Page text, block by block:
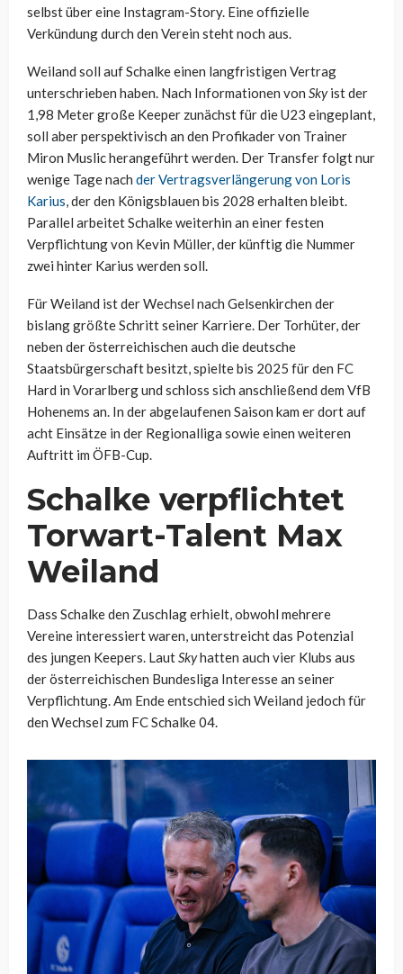
selbst über eine Instagram-Story. Eine offizielle
Verkündung durch den Verein steht noch aus.
Weiland soll auf Schalke einen langfristigen Vertrag
unterschrieben haben. Nach Informationen von Skyist der
1,98 Meter große Keeper zunächst für die U23 eingeplant,
soll aber perspektivisch an den Profikader von Trainer
Miron Muslic herangeführt werden. Der Transfer folgt nur
wenige Tage nach der Vertragsverlängerung von Loris
Karius, der den Königsblauen bis 2028 erhalten bleibt.
Parallel arbeitet Schalke weiterhin an einer festen
Verpflichtung von Kevin Müller, der künftig die Nummer
zwei hinter Karius werden soll.
Für Weiland ist der Wechsel nach Gelsenkirchen der
bislang größte Schritt seiner Karriere. Der Torhüter, der
neben der österreichischen auch die deutsche
Staatsbürgerschaft besitzt, spielte bis 2025 für den FC
Hard in Vorarlberg und schloss sich anschließend dem VfB
Hohenems an. In der abgelaufenen Saison kam er dort auf
acht Einsätze in der Regionalliga sowie einen weiteren
Auftritt im ÖFB-Cup.
Schalke verpflichtet
Torwart-Talent Max
Weiland
Dass Schalke den Zuschlag erhielt, obwohl mehrere
Vereine interessiert waren, unterstreicht das Potenzial
des jungen Keepers. LautSkyhatten auch vier Klubs aus
der österreichischen Bundesliga Interesse an seiner
Verpflichtung. Am Ende entschied sich Weiland jedoch für
den Wechsel zum FC Schalke 04.